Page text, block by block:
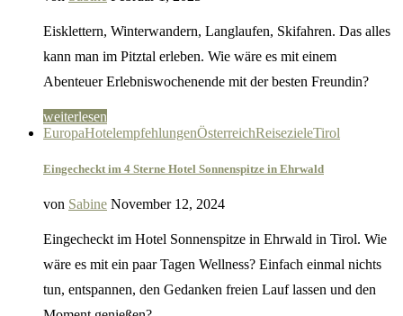
Eisklettern, Winterwandern, Langlaufen, Skifahren. Das alles
kann man im Pitztal erleben. Wie wäre es mit einem
Abenteuer Erlebniswochenende mit der besten Freundin?
weiterlesen
EuropaHotelempfehlungenÖsterreichReisezieleTirol
Eingecheckt im 4 Sterne Hotel Sonnenspitze in Ehrwald
von Sabine November 12, 2024
Eingecheckt im Hotel Sonnenspitze in Ehrwald in Tirol. Wie
wäre es mit ein paar Tagen Wellness? Einfach einmal nichts
tun, entspannen, den Gedanken freien Lauf lassen und den